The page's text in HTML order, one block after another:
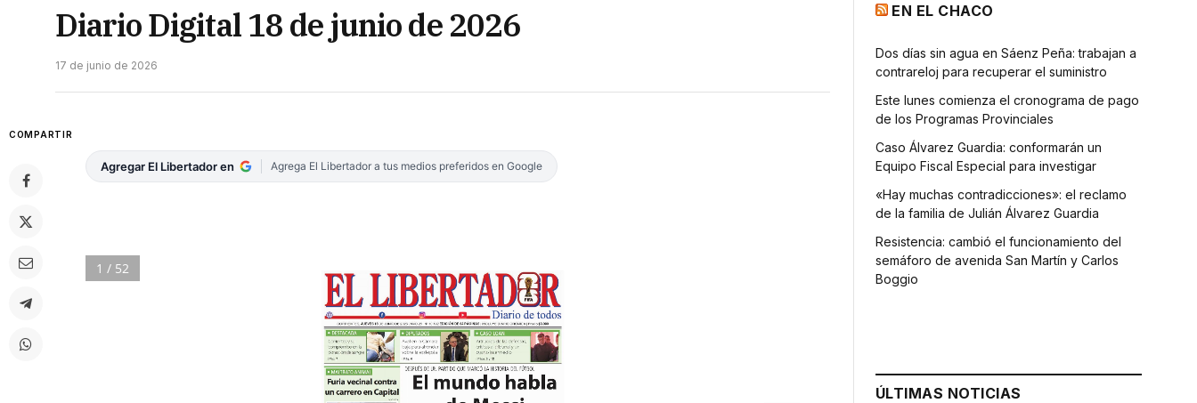
Diario Digital 18 de junio de 2026
17 de junio de 2026
COMPARTIR
Agregar El Libertador en Agrega El Libertador a tus medios preferidos en Google
1 / 52
EN EL CHACO
Dos días sin agua en Sáenz Peña: trabajan a
contrareloj para recuperar el suministro
Este lunes comienza el cronograma de pago
de los Programas Provinciales
Caso Álvarez Guardia: conformarán un
Equipo Fiscal Especial para investigar
«Hay muchas contradicciones»: el reclamo
de la familia de Julián Álvarez Guardia
Resistencia: cambió el funcionamiento del
semáforo de avenida San Martín y Carlos
Boggio
ÚLTIMAS NOTICIAS